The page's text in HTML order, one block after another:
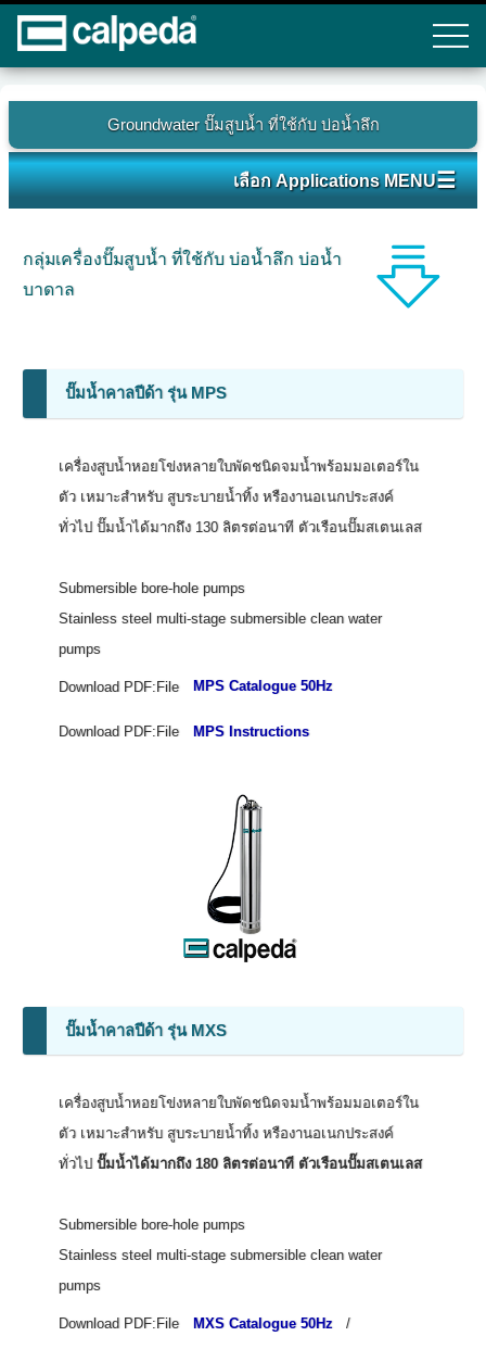
Groundwater ปั๊มสูบน้ำ ที่ใช้กับ บ่อน้ำลึก
เลือก Applications MENU☰
กลุ่มเครื่องปั๊มสูบน้ำ ที่ใช้กับ บ่อน้ำลึก บ่อน้ำ
บาดาล
ปั๊มน้ำคาลปีด้า รุ่น MPS
เครื่องสูบน้ำหอยโข่งหลายใบพัดชนิดจมน้ำพร้อมมอเตอร์ใน
ตัว เหมาะสำหรับ สูบระบายน้ำทิ้ง หรืองานอเนกประสงค์
ทั่วไป ปั๊มน้ำได้มากถึง 130 ลิตรต่อนาที ตัวเรือนปั๊มสเตนเลส
Submersible bore-hole pumps
Stainless steel multi-stage submersible clean water
pumps
Download PDF:File MPS Catalogue 50Hz
Download PDF:File MPS Instructions
ปั๊มน้ำคาลปีด้า รุ่น MXS
เครื่องสูบน้ำหอยโข่งหลายใบพัดชนิดจมน้ำพร้อมมอเตอร์ใน
ตัว เหมาะสำหรับ สูบระบายน้ำทิ้ง หรืองานอเนกประสงค์
ทั่วไปปั๊มน้ำได้มากถึง 180 ลิตรต่อนาที ตัวเรือนปั๊มสเตนเลส
Submersible bore-hole pumps
Stainless steel multi-stage submersible clean water
pumps
Download PDF:File MXS Catalogue 50Hz /